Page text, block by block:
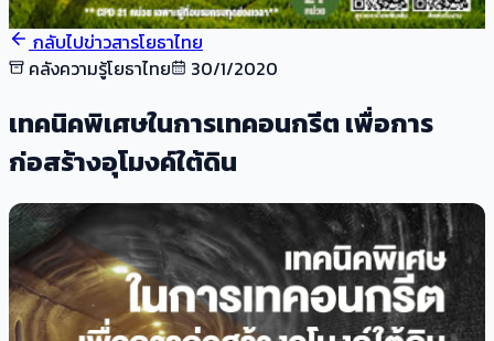
กลับไปข่าวสารโยธาไทย
คลังความรู้โยธาไทย
30/1/2020
เทคนิคพิเศษในการเทคอนกรีต เพื่อการ
ก่อสร้างอุโมงค์ใต้ดิน